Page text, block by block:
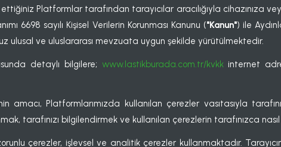
Platformlar tarafından tarayıcılar aracılığıyla cihazınıza
6698 sayılı Kişisel Verilerin Korunması Kanunu ("Kanun") ile
ulusal ve uluslararası mevzuata uygun şekilde yürütülmektedir.
detaylı bilgilere; www.lastikburada.com.tr/kvkkinternet
amacı, Platformlarımızda kullanılan çerezler vasıtasıyla
tarafınızı bilgilendirmek ve kullanılan çerezlerin tarafınızca
çerezler, işlevsel ve analitik çerezler kullanmaktadır.